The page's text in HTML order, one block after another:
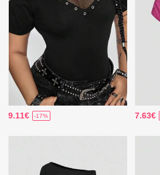
9.11€ -17% 7.63€